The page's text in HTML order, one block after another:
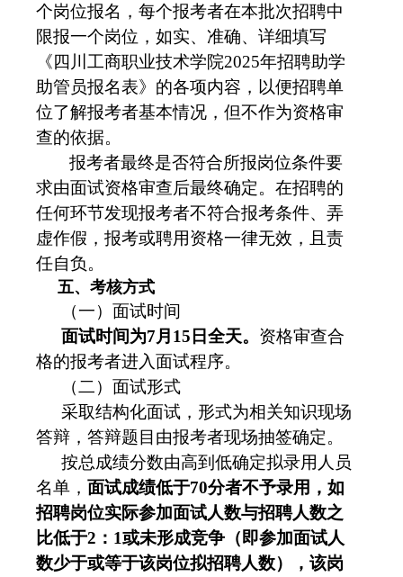
个岗位报名，每个报考者在本批次招聘中
限报一个岗位，如实、准确、详细填写
《四川工商职业技术学院2025年招聘助学
助管员报名表》的各项内容，以便招聘单
位了解报考者基本情况，但不作为资格审
查的依据。
报考者最终是否符合所报岗位条件要
求由面试资格审查后最终确定。在招聘的
任何环节发现报考者不符合报考条件、弄
虚作假，报考或聘用资格一律无效，且责
任自负。
五、考核方式
（一）面试时间
面试时间为7月15日全天。 资格审查合
格的报考者进入面试程序。
（二）面试形式
采取结构化面试，形式为相关知识现场
答辩，答辩题目由报考者现场抽签确定。
按总成绩分数由高到低确定拟录用人员
名单， 面试成绩低于70分者不予录用 ， 如
招聘岗位实际参加面试人数与招聘人数之
比低于2：1或未形成竞争（即参加面试人
数少于或等于该岗位拟招聘人数），该岗